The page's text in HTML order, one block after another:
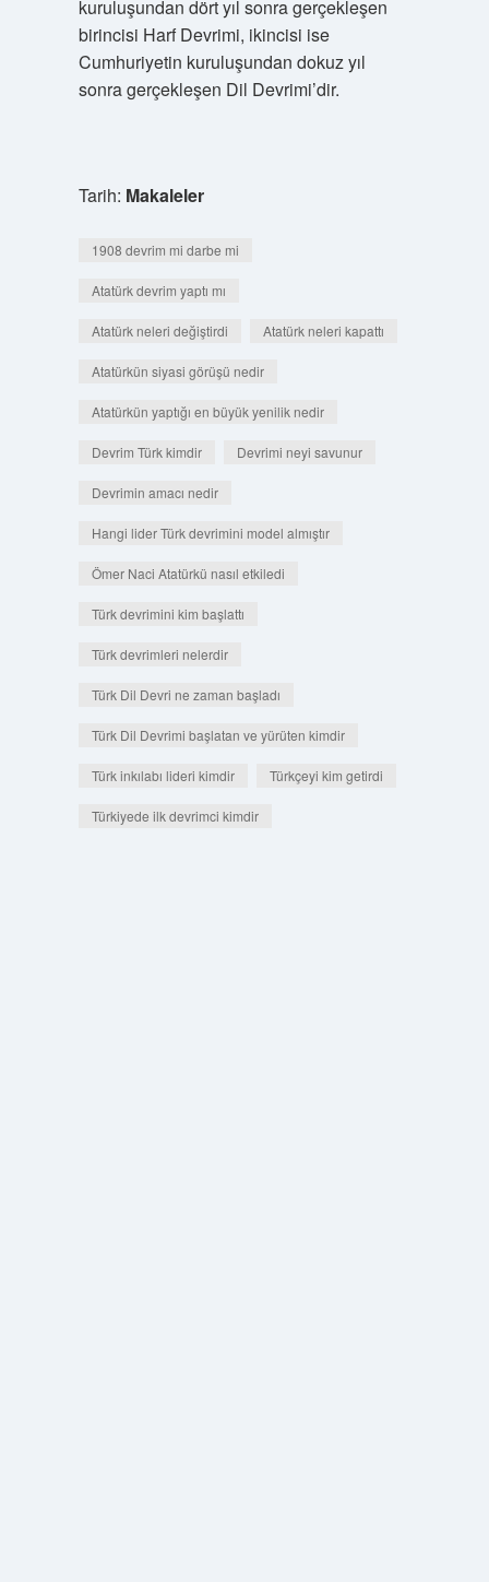
kuruluşundan dört yıl sonra gerçekleşen
birincisi Harf Devrimi, ikincisi ise
Cumhuriyetin kuruluşundan dokuz yıl
sonra gerçekleşen Dil Devrimi’dir.
Tarih: Makaleler
1908 devrim mi darbe mi
Atatürk devrim yaptı mı
Atatürk neleri değiştirdi Atatürk neleri kapattı
Atatürkün siyasi görüşü nedir
Atatürkün yaptığı en büyük yenilik nedir
Devrim Türk kimdir Devrimi neyi savunur
Devrimin amacı nedir
Hangi lider Türk devrimini model almıştır
Ömer Naci Atatürkü nasıl etkiledi
Türk devrimini kim başlattı
Türk devrimleri nelerdir
Türk Dil Devri ne zaman başladı
Türk Dil Devrimi başlatan ve yürüten kimdir
Türk inkılabı lideri kimdir Türkçeyi kim getirdi
Türkiyede ilk devrimci kimdir